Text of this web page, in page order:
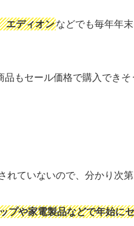
エディオンなどでも毎年年
もセール価格で購入できそ
ていないので、分かり次第
プや家電製品などで年始に